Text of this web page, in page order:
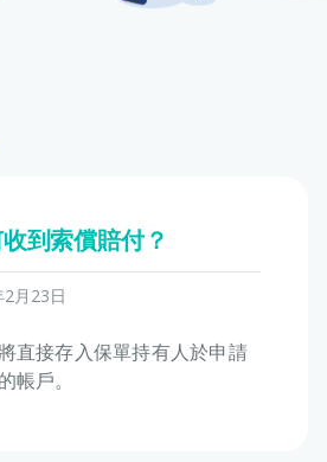
到索償賠付？
月23日
直接存入保單持有人於申請
帳戶。